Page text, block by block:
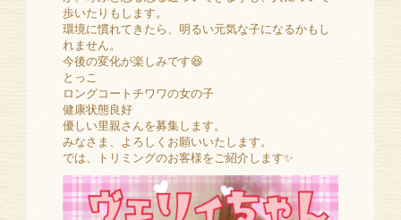
歩いたりもします。
環境に慣れてきたら、明るい元気な子になるかもし
れません。
今後の変化が楽しみです😆
とっこ
ロングコートチワワの女の子
健康状態良好
優しい里親さんを募集します。
みなさま、よろしくお願いいたします。
では、トリミングのお客様をご紹介します✨